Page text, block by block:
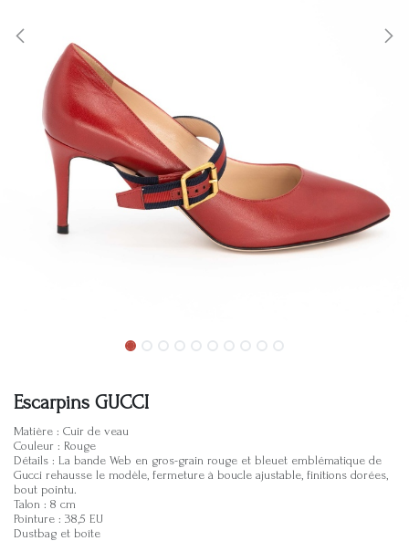
Escarpins GUCCI
Matière : Cuir de veau
Couleur : Rouge
Détails : La bande Web en gros-grain rouge et bleuet emblématique de
Gucci rehausse le modèle, fermeture à boucle ajustable, finitions dorées,
bout pointu.
Talon : 8 cm
Pointure : 38,5 EU
Dustbag et boîte